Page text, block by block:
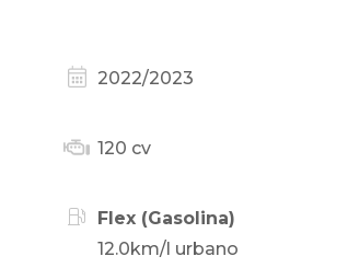
2022/2023
120 cv
Flex (Gasolina)
12.0km/l urbano